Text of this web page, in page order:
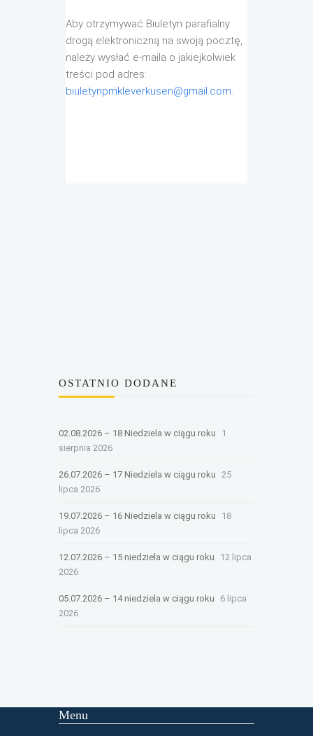
Aby otrzymywać Biuletyn parafialny
drogą elektroniczną na swoją pocztę,
należy wysłać e-maila o jakiejkolwiek
treści pod adres:
biuletynpmkleverkusen@gmail.com.
OSTATNIO DODANE
02.08.2026 – 18 Niedziela w ciągu roku
1
sierpnia 2026
26.07.2026 – 17 Niedziela w ciągu roku
25
lipca 2026
19.07.2026 – 16 Niedziela w ciągu roku
18
lipca 2026
12.07.2026 – 15 niedziela w ciągu roku
12 lipca
2026
05.07.2026 – 14 niedziela w ciągu roku
6 lipca
2026
Menu